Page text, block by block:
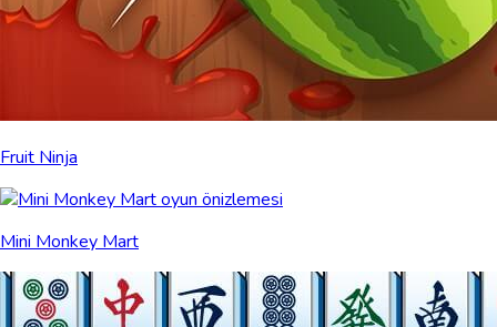
Fruit Ninja
Mini Monkey Mart